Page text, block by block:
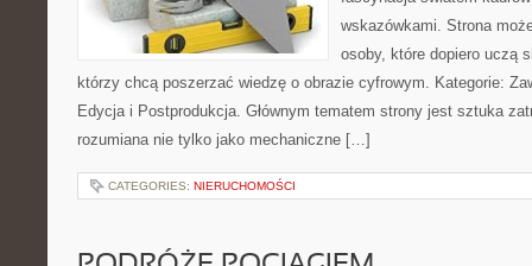
wskazówkami. Strona
osoby, które dopiero uczą
którzy chcą poszerzać wiedzę o obrazie cyfrowym. Kategorie:
Edycja i Postprodukcja. Głównym tematem strony jest sztuka
rozumiana nie tylko jako mechaniczne […]
CATEGORIES: NIERUCHOMOŚCI